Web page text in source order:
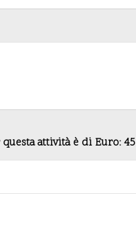
attività è di Euro: 45